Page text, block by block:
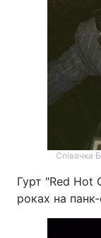
Співачка
Гурт "Red Hot
роках на